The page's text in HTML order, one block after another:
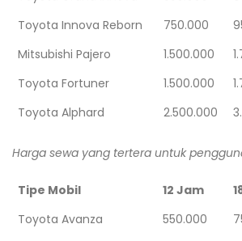
Toyota Innova Reborn
750.000
Mitsubishi Pajero
1.500.000
Toyota Fortuner
1.500.000
Toyota Alphard
2.500.000
Harga sewa yang tertera untuk
Tipe Mobil 12 Jam
Toyota Avanza
550.000